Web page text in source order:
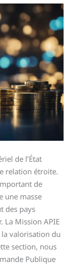
de l’État
relation étroite.
de
une masse
des pays
La Mission APIE
valorisation du
section, nous
Publique